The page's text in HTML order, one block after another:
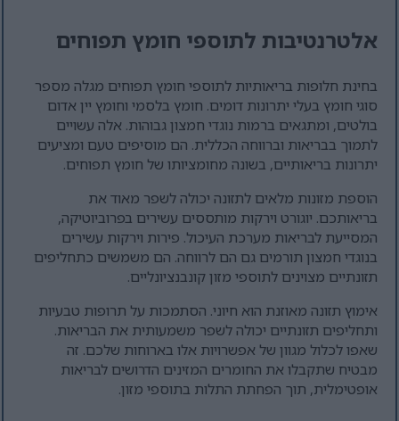
אלטרנטיבות לתוספי חומץ תפוחים
בחינת חלופות בריאותיות לתוספי חומץ תפוחים מגלה מספר
סוגי חומץ בעלי יתרונות דומים. חומץ בלסמי וחומץ יין אדום
בולטים, ומתגאים ברמות נוגדי חמצון גבוהות. אלה עשויים
לתמוך בבריאות וברווחה הכללית. הם מוסיפים טעם ומציעים
יתרונות בריאותיים, בשונה מחומציותו של חומץ תפוחים.
הוספת מזונות מלאים לתזונה יכולה לשפר מאוד את
בריאותכם. יוגורט וירקות מותססים עשירים בפרוביוטיקה,
המסייעת לבריאות מערכת העיכול. פירות וירקות עשירים
בנוגדי חמצון תורמים גם הם לרווחה. הם משמשים כתחליפים
תזונתיים מצוינים לתוספי מזון קונבנציונליים.
אימוץ תזונה מאוזנת הוא חיוני. הסתמכות על תרופות טבעיות
ותחליפים תזונתיים יכולה לשפר משמעותית את הבריאות.
שאפו לכלול מגוון של אפשרויות אלו בארוחות שלכם. זה
מבטיח שתקבלו את החומרים המזינים הדרושים לבריאות
אופטימלית, תוך הפחתת התלות בתוספי מזון.